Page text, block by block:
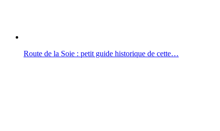
Route de la Soie : petit guide historique de cette…